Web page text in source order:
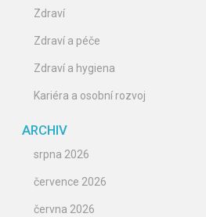
Zdraví
Zdraví a péče
Zdraví a hygiena
Kariéra a osobní rozvoj
ARCHIV
srpna 2026
července 2026
června 2026